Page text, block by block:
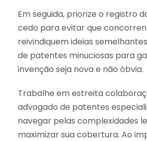
Em seguida, priorize o registro
cedo para evitar que
reivindiquem ideias
de patentes minuciosas para
invenção seja nova e não óbvia.
Trabalhe em estreita
advogado de patentes
navegar pelas complexidades
maximizar sua cobertura. Ao